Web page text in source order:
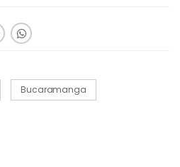
Bucaramanga